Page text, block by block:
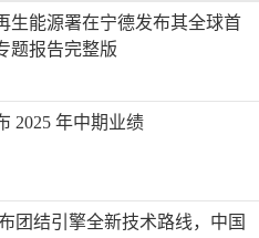
生能源署在宁德发布其全球首
题报告完整版
2025 年中期业绩
团结引擎全新技术路线，中国